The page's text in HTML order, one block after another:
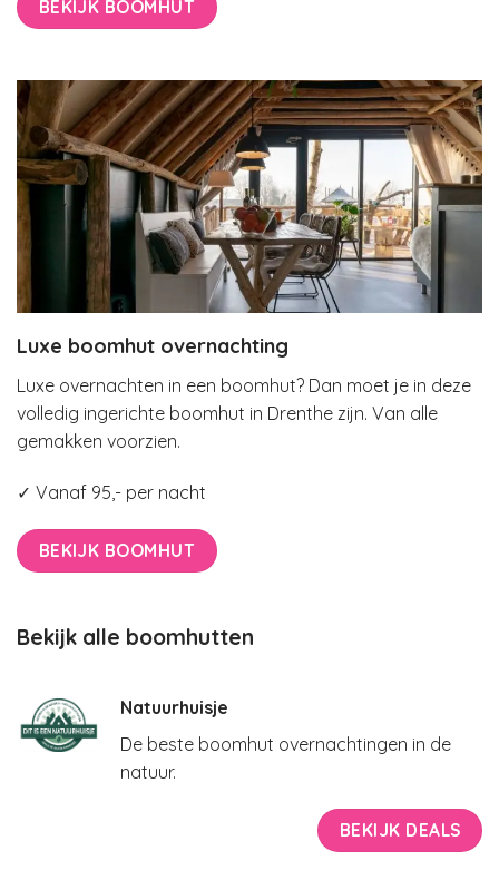
BEKIJK BOOMHUT
Luxe boomhut overnachting
Luxe overnachten in een boomhut? Dan moet je in deze
volledig ingerichte boomhut in Drenthe zijn. Van alle
gemakken voorzien.
✓ Vanaf 95,- per nacht
BEKIJK BOOMHUT
Bekijk alle boomhutten
Natuurhuisje
De beste boomhut overnachtingen in de
natuur.
BEKIJK DEALS